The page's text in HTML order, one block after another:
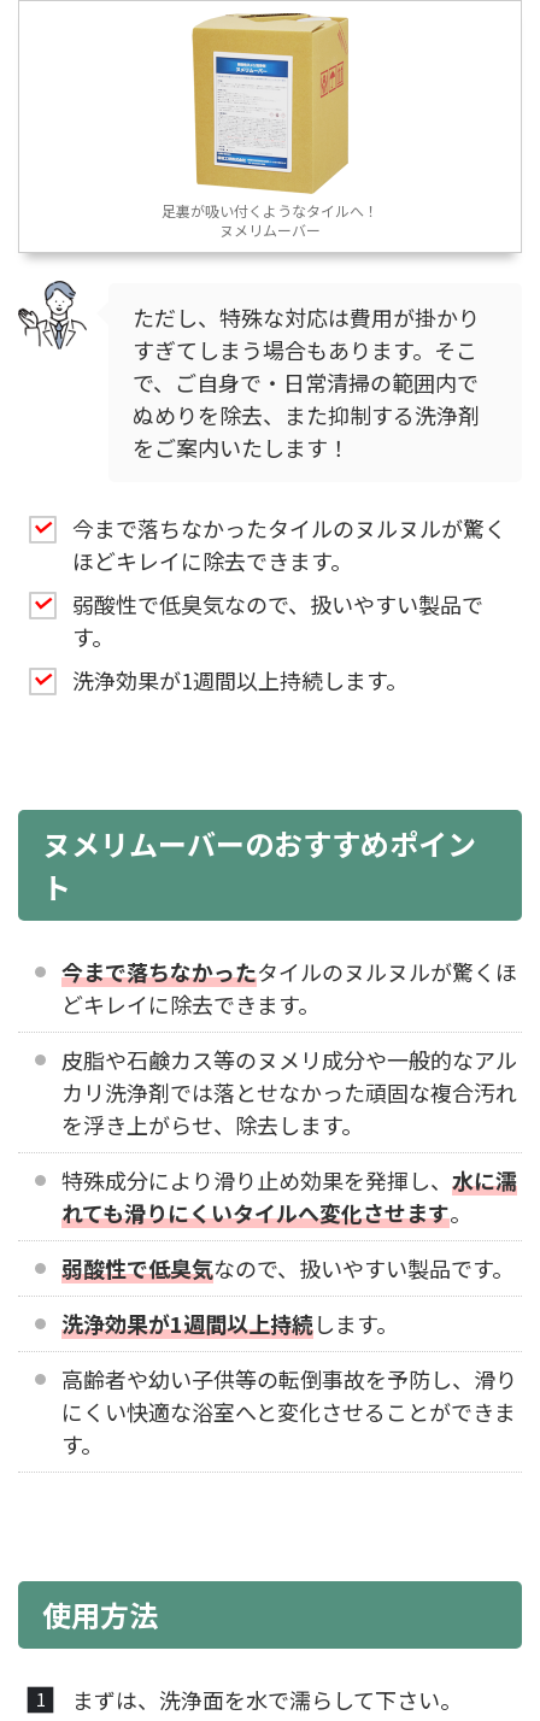
足裏が吸い付くようなタイルへ！
ヌメリムーバー
ただし、特殊な対応は費用が掛かり
すぎてしまう場合もあります。そこ
で、ご自身で・日常清掃の範囲内で
ぬめりを除去、また抑制する洗浄剤
をご案内いたします！
今まで落ちなかったタイルのヌルヌルが驚く
ほどキレイに除去できます。
弱酸性で低臭気なので、扱いやすい製品で
す。
洗浄効果が1週間以上持続します。
ヌメリムーバーのおすすめポイン
ト
今まで落ちなかったタイルのヌルヌルが驚くほ
どキレイに除去できます。
皮脂や石鹸カス等のヌメリ成分や一般的なアル
カリ洗浄剤では落とせなかった頑固な複合汚れ
を浮き上がらせ、除去します。
特殊成分により滑り止め効果を発揮し、 水に濡
れても滑りにくいタイルへ変化させます。
弱酸性で低臭気なので、扱いやすい製品です。
洗浄効果が1週間以上持続します。
高齢者や幼い子供等の転倒事故を予防し、滑り
にくい快適な浴室へと変化させることができま
す。
使用方法
まずは、洗浄面を水で濡らして下さい。